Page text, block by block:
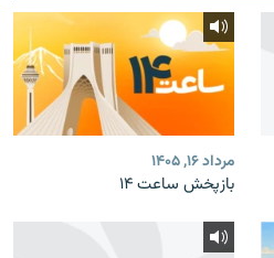
مرداد ۱۶, ۱۴۰۵
بازپخش ساعت ۱۴